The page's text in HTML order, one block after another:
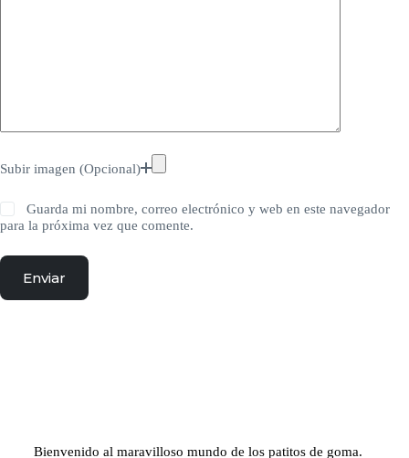
Subir imagen (Opcional)
Guarda mi nombre, correo electrónico y web en este navegador
para la próxima vez que comente.
Enviar
Bienvenido al maravilloso mundo de los patitos de goma.